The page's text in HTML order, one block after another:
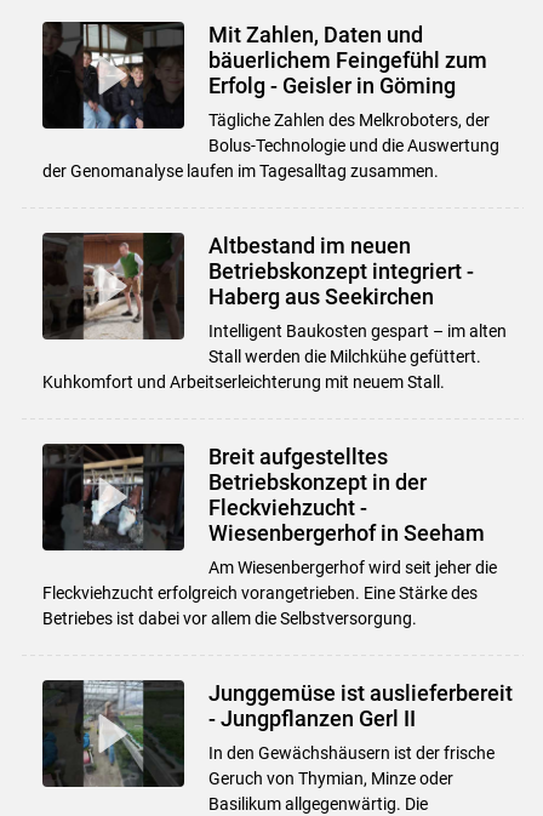
Mit Zahlen, Daten und
bäuerlichem Feingefühl zum
Erfolg - Geisler in Göming
Tägliche Zahlen des Melkroboters, der
Bolus-Technologie und die Auswertung
der Genomanalyse laufen im Tagesalltag zusammen.
Altbestand im neuen
Betriebskonzept integriert -
Haberg aus Seekirchen
Intelligent Baukosten gespart – im alten
Stall werden die Milchkühe gefüttert.
Kuhkomfort und Arbeitserleichterung mit neuem Stall.
Breit aufgestelltes
Betriebskonzept in der
Fleckviehzucht -
Wiesenbergerhof in Seeham
Am Wiesenbergerhof wird seit jeher die
Fleckviehzucht erfolgreich vorangetrieben. Eine Stärke des
Betriebes ist dabei vor allem die Selbstversorgung.
Junggemüse ist auslieferbereit
- Jungpflanzen Gerl II
In den Gewächshäusern ist der frische
Geruch von Thymian, Minze oder
Basilikum allgegenwärtig. Die